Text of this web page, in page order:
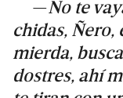
—No te
chidas, Ñero,
mierda,
dostres, ahí